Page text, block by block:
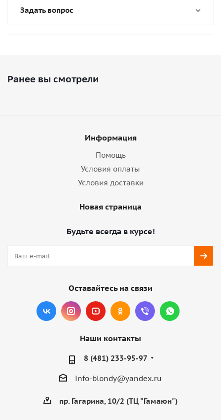
Задать вопрос
Ранее вы смотрели
Информация
Помощь
Условия оплаты
Условия доставки
Новая страница
Будьте всегда в курсе!
Оставайтесь на связи
Наши контакты
8 (481) 233-95-97
info-blondy@yandex.ru
пр. Гагарина, 10/2 (ТЦ "Гамаюн")